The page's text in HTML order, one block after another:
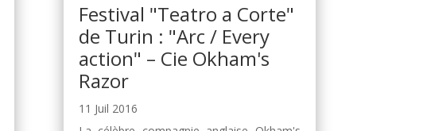
Festival "Teatro a Corte"
de Turin : "Arc / Every
action" – Cie Okham's
Razor
11 Juil 2016